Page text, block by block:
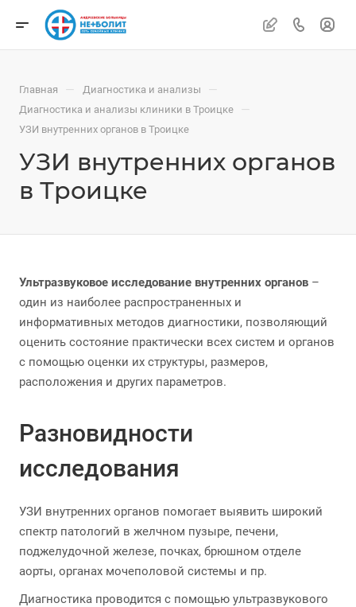
Главная — Диагностика и анализы —
Диагностика и анализы клиники в Троицке —
УЗИ внутренних органов в Троицке
УЗИ внутренних органов
в Троицке
Ультразвуковое исследование внутренних органов –
один из наиболее распространенных и
информативных методов диагностики, позволяющий
оценить состояние практически всех систем и органов
с помощью оценки их структуры, размеров,
расположения и других параметров.
Разновидности
исследования
УЗИ внутренних органов помогает выявить широкий
спектр патологий в желчном пузыре, печени,
поджелудочной железе, почках, брюшном отделе
аорты, органах мочеполовой системы и пр.
Диагностика проводится с помощью ультразвукового